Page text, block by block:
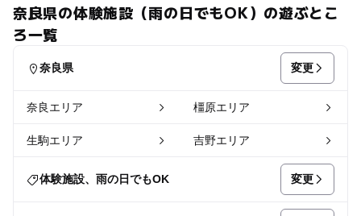
奈良県の体験施設（雨の日でもOK）の遊ぶとこ
ろ一覧
奈良県 変更
奈良エリア 橿原エリア
生駒エリア 吉野エリア
体験施設、雨の日でもOK 変更